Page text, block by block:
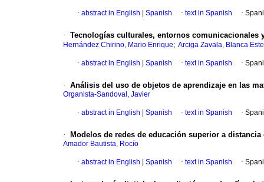
· abstract in English Spanish · text in Spanish ·
· Tecnologías culturales, entornos comunicacionales
Hernández Chirino, Mario Enrique; Arciga Zavala, Blanca
· abstract in English Spanish · text in Spanish ·
· Análisis del uso de objetos de aprendizaje en las
Organista-Sandoval, Javier
· abstract in English Spanish · text in Spanish ·
· Modelos de redes de educación superior a distancia
Amador Bautista, Rocío
· abstract in English Spanish · text in Spanish ·